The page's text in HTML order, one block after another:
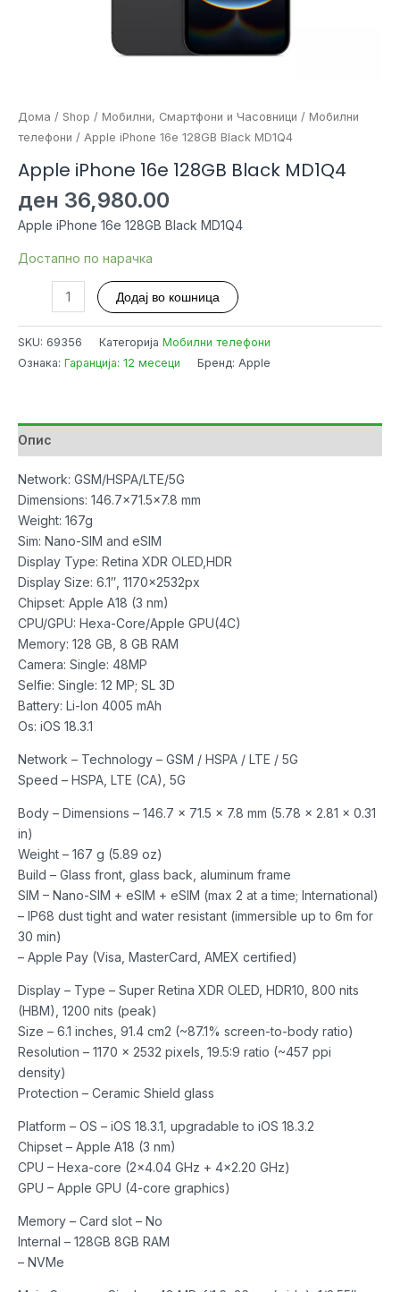
Дома / Shop / Мобилни, Смартфони и Часовници / Мобилни
телефони / Apple iPhone 16e 128GB Black MD1Q4
Apple iPhone 16e 128GB Black MD1Q4
ден 36,980.00
Apple iPhone 16e 128GB Black MD1Q4
Достапно по нарачка
iPhone
16e
Додај во кошница
SKU: 69356 Категорија Мобилни телефони
Ознака: Гаранција: 12 месеци Бренд: Apple
Опис
Network: GSM/HSPA/LTE/5G
Dimensions: 146.7×71.5×7.8 mm
Weight: 167g
Sim: Nano-SIM and eSIM
Display Type: Retina XDR OLED,HDR
Display Size: 6.1″, 1170x2532px
Chipset: Apple A18 (3 nm)
CPU/GPU: Hexa-Core/Apple GPU(4C)
Memory: 128 GB, 8 GB RAM
Camera: Single: 48MP
Selfie: Single: 12 MP; SL 3D
Battery: Li-Ion 4005 mAh
Os: iOS 18.3.1
Network – Technology – GSM / HSPA / LTE / 5G
Speed – HSPA, LTE (CA), 5G
Body – Dimensions – 146.7 x 71.5 x 7.8 mm (5.78 x 2.81 x 0.31
in)
Weight – 167 g (5.89 oz)
Build – Glass front, glass back, aluminum frame
SIM – Nano-SIM + eSIM + eSIM (max 2 at a time; International)
– IP68 dust tight and water resistant (immersible up to 6m for
30 min)
– Apple Pay (Visa, MasterCard, AMEX certified)
Display – Type – Super Retina XDR OLED, HDR10, 800 nits
(HBM), 1200 nits (peak)
Size – 6.1 inches, 91.4 cm2 (~87.1% screen-to-body ratio)
Resolution – 1170 x 2532 pixels, 19.5:9 ratio (~457 ppi
density)
Protection – Ceramic Shield glass
Platform – OS – iOS 18.3.1, upgradable to iOS 18.3.2
Chipset – Apple A18 (3 nm)
CPU – Hexa-core (2×4.04 GHz + 4×2.20 GHz)
GPU – Apple GPU (4-core graphics)
Memory – Card slot – No
Internal – 128GB 8GB RAM
– NVMe